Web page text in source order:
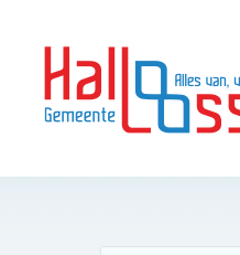
inhoud
inhoud